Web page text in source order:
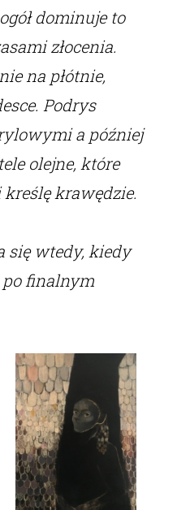
dominuje to
złocenia.
na płótnie,
Podrys
a później
olejne, które
krawędzie.
się wtedy, kiedy
po finalnym